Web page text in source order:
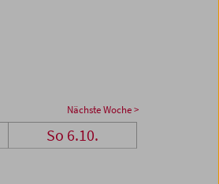
Nächste Woche >
So 6.10.